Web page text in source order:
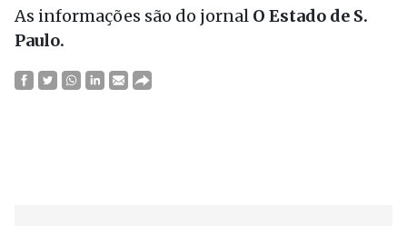
As informações são do jornal O Estado de S.
Paulo.